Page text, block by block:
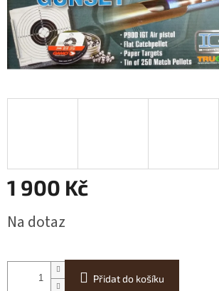
1 900 Kč
cena:
Na dotaz
Přidat do košíku